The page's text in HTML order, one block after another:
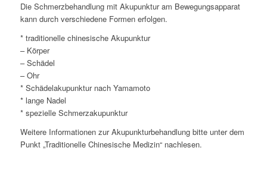
Die Schmerzbehandlung mit Akupunktur am Bewegungsapparat
kann durch verschiedene Formen erfolgen.
* traditionelle chinesische Akupunktur
– Körper
– Schädel
– Ohr
* Schädelakupunktur nach Yamamoto
* lange Nadel
* spezielle Schmerzakupunktur
Weitere Informationen zur Akupunkturbehandlung bitte unter dem
Punkt „Traditionelle Chinesische Medizin“ nachlesen.